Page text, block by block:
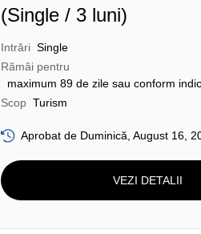
(Single / 3 luni)
Intrări Single
Rămâi pentru
maximum 89 de zile sau conform
Scop Turism
Aprobat de Duminică, August 16,
VEZI DETALII